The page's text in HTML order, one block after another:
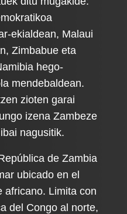
ekialdean, Malaui
Zimbabue eta
hego-
mendebaldean.
zioten garai
izena Zambeze
nagusitik.
de Zambia
ubicado en el
africano. Limita con
del Congo al norte,